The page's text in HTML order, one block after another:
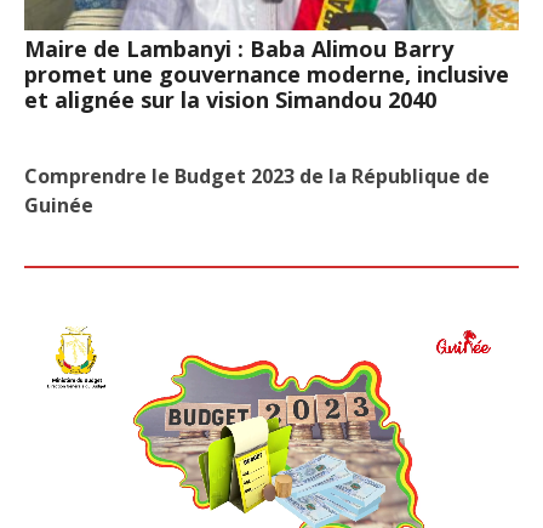
Maire de Lambanyi : Baba Alimou Barry
promet une gouvernance moderne, inclusive
et alignée sur la vision Simandou 2040
Comprendre le Budget 2023 de la République de
Guinée